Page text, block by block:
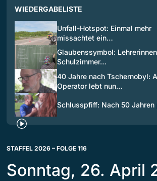
WIEDERGABELISTE
Unfall-Hotspot: Einmal mehr
missachtet ein…
Glaubenssymbol:
Schulzimmer…
40 Jahre nach Tschernobyl:
Operator lebt nun…
Schlusspfiff: Nach 50
STAFFEL 2026 – FOLGE 116
Sonntag, 26. April